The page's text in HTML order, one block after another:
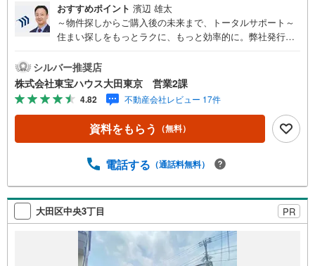
おすすめポイント 濱辺 雄太
～物件探しからご購入後の未来まで、トータルサポート～
住まい探しをもっとラクに、もっと効率的に。弊社発行の
辺環境のチェックまでスマホで完結。よく行く場所へのル
ートや所要時間がわかる「Door to Door機能」で、通勤・通
学時間もスムーズに検索できます。東宝ハウス大田東京で
は、物件のご紹介にとどまらず、独自の会員サービス「TO
HO HOUSE CLUB」や「未来カレンダー」を活用したライ
フプランニングを通じて、ご入居後もお客様の安心と豊か
す。 住宅ローンのご相談 FPによるライフプランのシミュ
産を見た」とお伝え下さい。【資料をもらう】【室内・現
地を見学する】ボタンよりご予約いただくとご見学がスム
ーズにご案内できます。お客様のお住まいへの「希望」を
形にするべく全力でお手伝いさせていただきます。お会い
できる日を心待ちにしております。
シルバー推奨店
株式会社東宝ハウス大田東京 営業2課
4.82 不動産会社レビュー 17件
資料をもらう （無料）
電話する （通話料無料）
大田区中央3丁目 PR